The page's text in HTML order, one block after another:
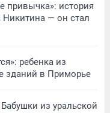
привычка»: история
— он стал
ребенка из
зданий в Приморье
из уральской